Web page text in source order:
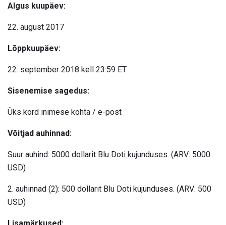
Algus kuupäev:
22. august 2017
Lõppkuupäev:
22. september 2018 kell 23:59 ET
Sisenemise sagedus:
Üks kord inimese kohta / e-post
Võitjad auhinnad:
Suur auhind: 5000 dollarit Blu Doti kujunduses. (ARV: 5000
USD)
2. auhinnad (2): 500 dollarit Blu Doti kujunduses. (ARV: 500
USD)